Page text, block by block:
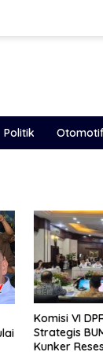
Politik
LSM SITI
BPK ke